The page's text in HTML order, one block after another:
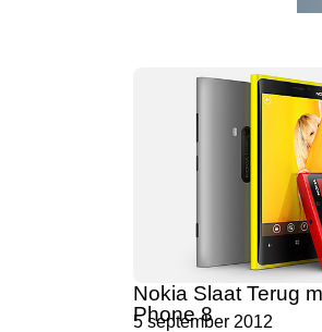
Nokia Slaat Terug
Phone 8
5 september 2012